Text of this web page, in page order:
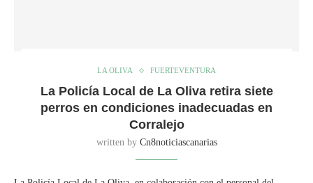
LA OLIVA FUERTEVENTURA
La Policía Local de La Oliva retira siete
perros en condiciones inadecuadas en
Corralejo
written by Cn8noticiascanarias